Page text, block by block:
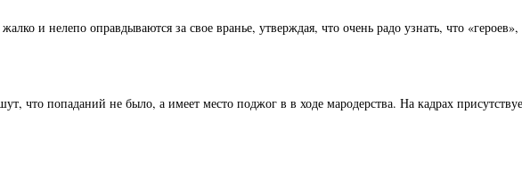
и нелепо оправдываются за свое вранье, утверждая, что очень радо узнать, что
что попаданий не было, а имеет место поджог в в ходе мародерства. На кадрах